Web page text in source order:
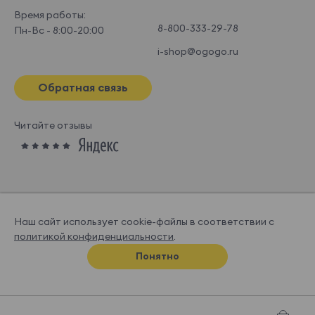
Время работы:
Пн-Вс - 8:00-20:00
8-800-333-29-78
i-shop@ogogo.ru
Обратная связь
Читайте отзывы
© OGOGOHOME, 2026
Спроектировано и нарисовано вСупрематике
Наш сайт использует cookie-файлы в соответствии с
политикой конфиденциальности.
Понятно